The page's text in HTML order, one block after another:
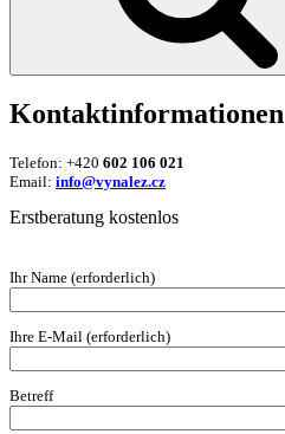
Kontaktinformationen
Telefon: +420 602 106 021
Email: info@vynalez.cz
Erstberatung kostenlos
Ihr Name (erforderlich)
Ihre E-Mail (erforderlich)
Betreff